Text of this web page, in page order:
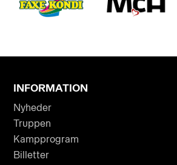
INFORMATION
Nyheder
Truppen
Kampprogram
Billetter